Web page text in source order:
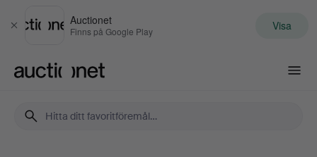
Stäng
Auctionet
Finns på Google Play Visa